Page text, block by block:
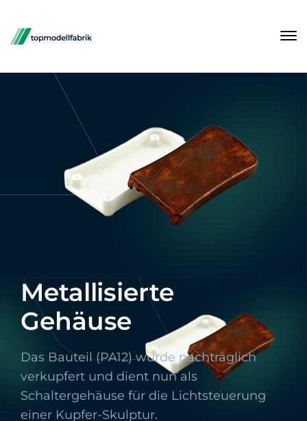
Metallisierte
Gehäuse
Das Bauteil (PA12) wurde nachträglich
verkupfert und dient nun als
Schaltergehäuse für die Lichtsteuerung
einer Kupfer-Skulptur.